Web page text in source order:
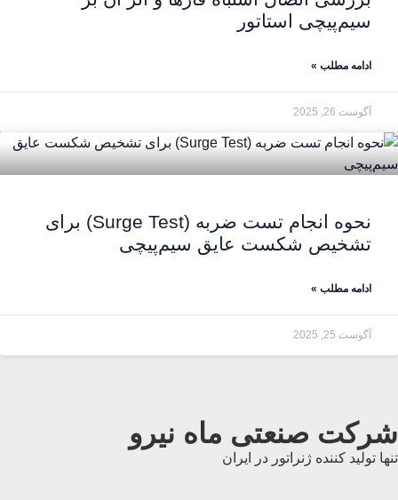
سیم‌پیچی استاتور
ادامه مطلب »
آگوست 26, 2025
نحوه انجام تست ضربه (Surge Test) برای
تشخیص شکست عایق سیم‌پیچی
ادامه مطلب »
آگوست 25, 2025
شرکت صنعتی ماه نیرو
تنها تولید کننده ژنراتور در ایران